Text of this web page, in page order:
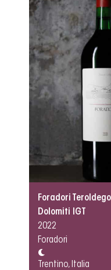
Foradori
Dolomiti IGT
2022
Foradori
Trentino, Italia